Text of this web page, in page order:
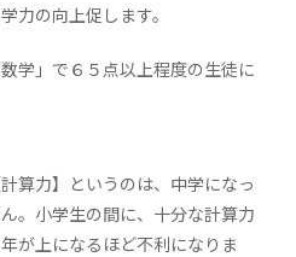
力の向上促します。
学」で６５点以上程度の生徒に
算力】というのは、中学になっ
。小学生の間に、十分な計算力
が上になるほど不利になりま